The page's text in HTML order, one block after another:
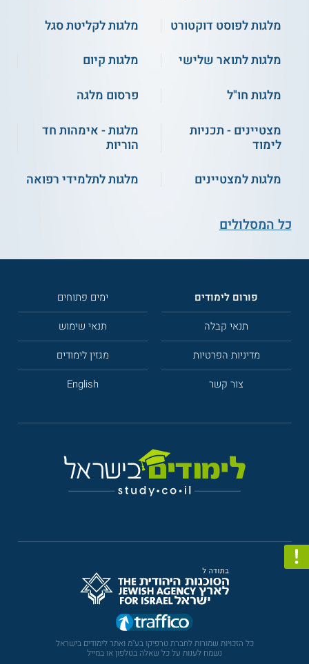
מלגות לפוסט דוקטורט
מלגות לקליטת סגל
מלגות לתואר שלישי
מלגות קיום
מלגות חו"ל
פרסום מלגה
מצטיינים - תכניות
לימוד
מלגות - אימהות חד
הוריות
מלגות למצטיינים
מלגות לתלמידי רפואה
כל המסלולים
פורום לימודים
ימים פתוחים
תנאי קבלה
תנאי שימוש
מדיניות הפרטיות
מגזין לימודים
צור קשר
English
כל הזכויות שמורות לחברת טרפיקו בע"מ ואתר לימודים בישראל
נשמח לענות על כל שאלה בטלפון או במייל